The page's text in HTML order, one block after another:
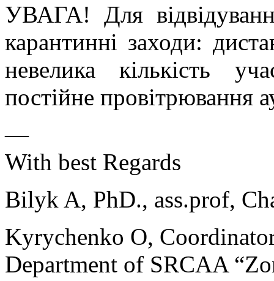
УВАГА! Для
карантинні заходи:
невелика кількість
постійне провітрювання
—
With best Regards
Bilyk A, PhD., ass.prof,
Kyrychenko O,
Department of SRCAA